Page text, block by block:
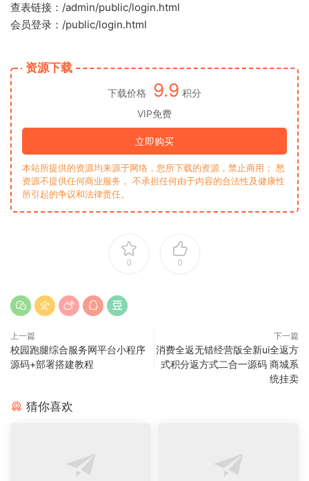
查表链接：/admin/public/login.html
会员登录：/public/login.html
资源下载
下载价格 9.9 积分
VIP免费
立即购买
本站所提供的资源均来源于网络，您所下载的资源，禁止商用； 愁
资源不提供任何商业服务， 不承担任何由于内容的合法性及健康性
所引起的争议和法律责任。
0 0
上一篇
校园跑腿综合服务网平台小程序
源码+部署搭建教程
下一篇
消费全返无错经营版全新ui全返方
式积分返方式二合一源码 商城系
统挂卖
猜你喜欢